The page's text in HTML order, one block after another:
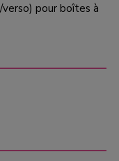
pour boîtes à